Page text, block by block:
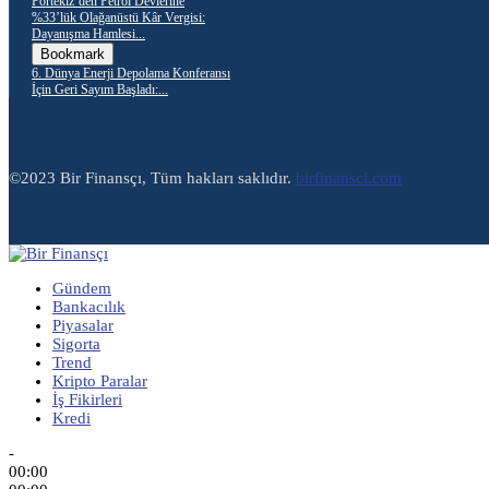
%33’lük Olağanüstü Kâr Vergisi:
Dayanışma Hamlesi...
Bookmark
6. Dünya Enerji Depolama Konferansı
İçin Geri Sayım Başladı:...
©2023 Bir Finansçı, Tüm hakları saklıdır. birfinansci.com
Gündem
Bankacılık
Piyasalar
Sigorta
Trend
Kripto Paralar
İş Fikirleri
Kredi
-
00:00